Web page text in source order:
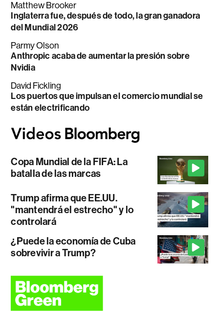
Matthew Brooker
Inglaterra fue, después de todo, la gran ganadora
del Mundial 2026
Parmy Olson
Anthropic acaba de aumentar la presión sobre
Nvidia
David Fickling
Los puertos que impulsan el comercio mundial se
están electrificando
Copa Mundial de la FIFA: La
batalla de las marcas
Trump afirma que EE.UU.
"mantendrá el estrecho" y lo
controlará
¿Puede la economía de Cuba
sobrevivir a Trump?